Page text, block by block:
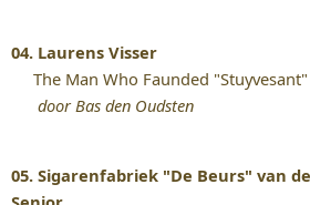
04. Laurens Visser
The Man Who Faunded "Stuyvesant"
door Bas den Oudsten
05. Sigarenfabriek "De Beurs" van